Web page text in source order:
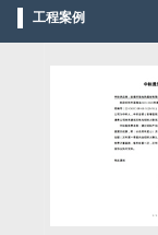
工程案例